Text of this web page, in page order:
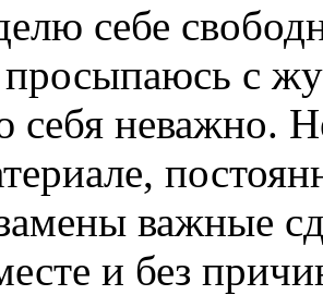
себе
с
себя неважно.
важные
и без